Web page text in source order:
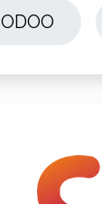
ODOO